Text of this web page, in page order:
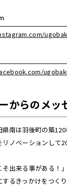
からのメッ
南は羽後町の築
ノベーションして
そ出来る事がある！
るきっかけをつく